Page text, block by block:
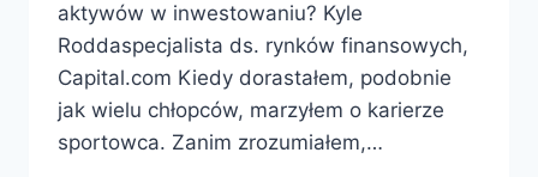
aktywów w inwestowaniu? Kyle
Roddaspecjalista ds. rynków finansowych,
Capital.com Kiedy dorastałem, podobnie
jak wielu chłopców, marzyłem o karierze
sportowca. Zanim zrozumiałem,…